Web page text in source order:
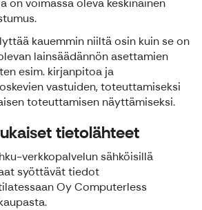
on voimassa oleva keskinäinen
kauemmin niiltä osin kuin se on
lainsäädännön asettamien
esim. kirjanpitoa ja
vastuiden, toteuttamiseksi
toteuttamisen näyttämiseksi.
tietolähteet
verkkopalvelun sähköisillä
syöttävät tiedot
Oy Computerless